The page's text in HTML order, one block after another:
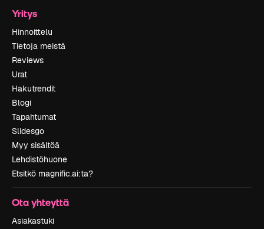
Yritys
Hinnoittelu
Tietoja meistä
Reviews
Urat
Hakutrendit
Blogi
Tapahtumat
Slidesgo
Myy sisältöä
Lehdistöhuone
Etsitkö magnific.ai:ta?
Ota yhteyttä
Asiakastuki